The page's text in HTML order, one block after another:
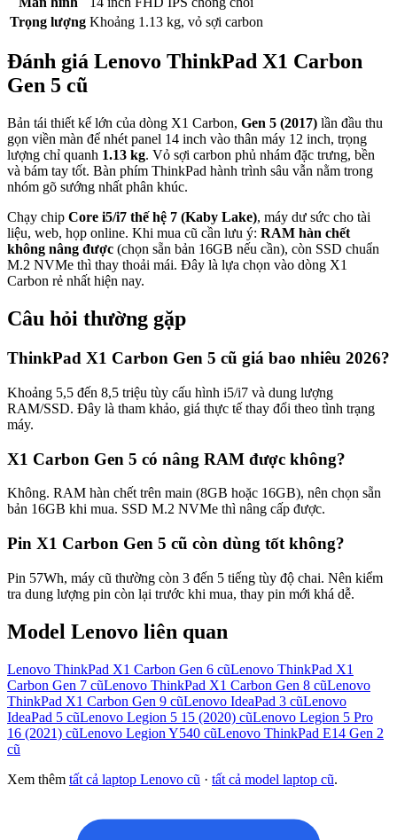
Trọng lượng Khoảng 1.13 kg, vỏ sợi carbon
Đánh giá Lenovo ThinkPad X1 Carbon
Gen 5 cũ
Bản tái thiết kế lớn của dòng X1 Carbon, Gen 5 (2017) lần đầu thu
gọn viền màn để nhét panel 14 inch vào thân máy 12 inch, trọng
lượng chỉ quanh 1.13 kg. Vỏ sợi carbon phủ nhám đặc trưng, bền
và bám tay tốt. Bàn phím ThinkPad hành trình sâu vẫn nằm trong
nhóm gõ sướng nhất phân khúc.
Chạy chip Core i5/i7 thế hệ 7 (Kaby Lake), máy dư sức cho tài
liệu, web, họp online. Khi mua cũ cần lưu ý: RAM hàn chết
không nâng được (chọn sẵn bản 16GB nếu cần), còn SSD chuẩn
M.2 NVMe thì thay thoải mái. Đây là lựa chọn vào dòng X1
Carbon rẻ nhất hiện nay.
Câu hỏi thường gặp
ThinkPad X1 Carbon Gen 5 cũ giá bao nhiêu 2026?
Khoảng 5,5 đến 8,5 triệu tùy cấu hình i5/i7 và dung lượng
RAM/SSD. Đây là tham khảo, giá thực tế thay đổi theo tình trạng
máy.
X1 Carbon Gen 5 có nâng RAM được không?
Không. RAM hàn chết trên main (8GB hoặc 16GB), nên chọn sẵn
bản 16GB khi mua. SSD M.2 NVMe thì nâng cấp được.
Pin X1 Carbon Gen 5 cũ còn dùng tốt không?
Pin 57Wh, máy cũ thường còn 3 đến 5 tiếng tùy độ chai. Nên kiểm
tra dung lượng pin còn lại trước khi mua, thay pin mới khá dễ.
Model Lenovo liên quan
Lenovo ThinkPad X1 Carbon Gen 6 cũLenovo ThinkPad X1
Carbon Gen 7 cũLenovo ThinkPad X1 Carbon Gen 8 cũLenovo
ThinkPad X1 Carbon Gen 9 cũLenovo IdeaPad 3 cũLenovo
IdeaPad 5 cũLenovo Legion 5 15 (2020) cũLenovo Legion 5 Pro
16 (2021) cũLenovo Legion Y540 cũLenovo ThinkPad E14 Gen 2
cũ
Xem thêm tất cả laptop Lenovo cũ · tất cả model laptop cũ.